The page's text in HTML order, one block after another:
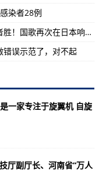
染者28例
刚刚，杭州姑娘奥运夺金！巅峰对决勇者胜！国歌再次在日本响起！
错误示范了，对不起
家专注于旋翼机 自旋
厅副厅长、河南省“万人